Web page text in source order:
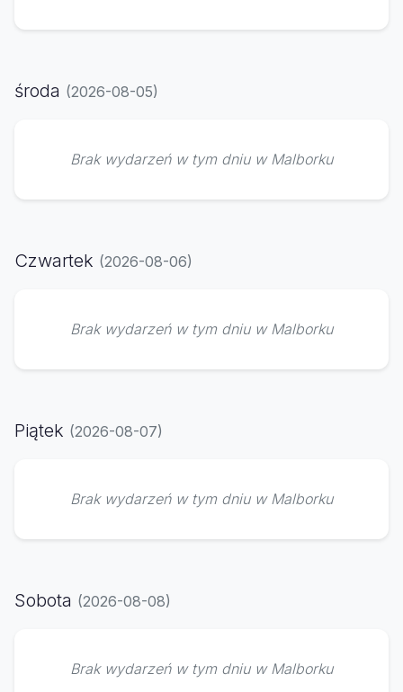
środa (2026-08-05)
Brak wydarzeń w tym dniu w Malborku
Czwartek (2026-08-06)
Brak wydarzeń w tym dniu w Malborku
Piątek (2026-08-07)
Brak wydarzeń w tym dniu w Malborku
Sobota (2026-08-08)
Brak wydarzeń w tym dniu w Malborku